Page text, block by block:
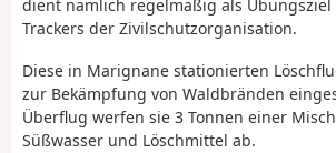
dient nämlich regelmäßig als
Trackers der Zivilschutzorganisation.
Diese in Marignane stationierten
zur Bekämpfung von Waldbränden
Überflug werfen sie 3 Tonnen einer
Süßwasser und Löschmittel ab.